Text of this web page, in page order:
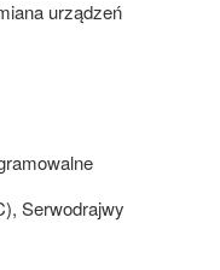
urządzeń
Serwodrajwy